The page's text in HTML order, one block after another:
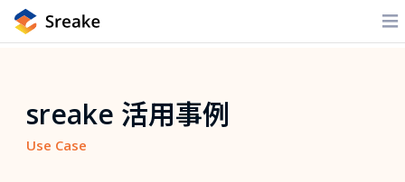
sreake 活用事例
Use Case